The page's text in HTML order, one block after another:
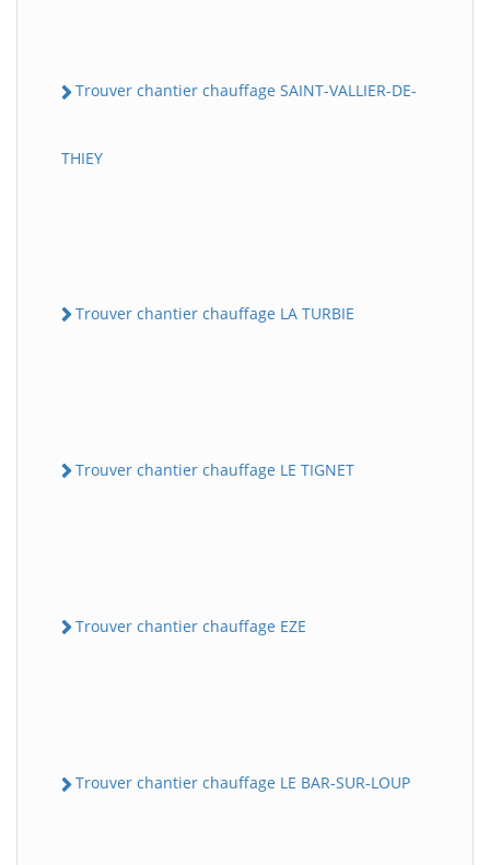
Trouver chantier chauffage SAINT-VALLIER-DE-
THIEY
Trouver chantier chauffage LA TURBIE
Trouver chantier chauffage LE TIGNET
Trouver chantier chauffage EZE
Trouver chantier chauffage LE BAR-SUR-LOUP